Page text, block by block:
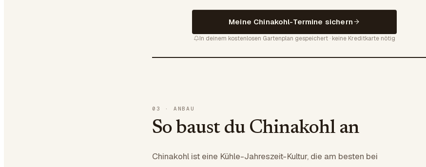
Meine Chinakohl-Termine sichern
In deinem kostenlosen Gartenplan gespeichert · keine Kreditkarte nötig
03 · ANBAU
So baust du Chinakohl an
Chinakohl ist eine Kühle-Jahreszeit-Kultur, die am besten bei